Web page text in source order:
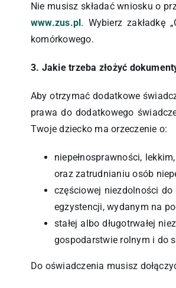
Nie musisz składać wniosku o
www.zus.pl. Wybierz zakładkę
komórkowego.
3. Jakie trzeba złożyć
Aby otrzymać dodatkowe
prawa do dodatkowego
Twoje dziecko ma orzeczenie o:
niepełnosprawności,
oraz zatrudnianiu osób
częściowej niezdolności
egzystencji, wydanym na
stałej albo długotrwałej
gospodarstwie rolnym i do
Do oświadczenia musisz